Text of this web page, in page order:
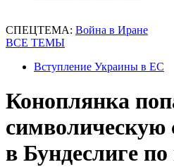
СПЕЦТЕМА: Война в Иране
ВСЕ ТЕМЫ
Вступление Украины в ЕС
Коноплянка
символическую
в Бундеслиге